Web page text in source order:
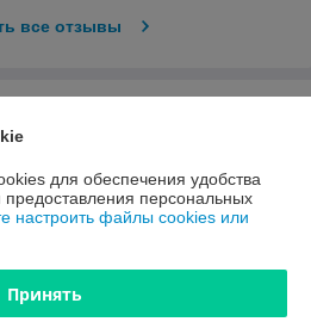
все отзывы
для обеспечения удобства
предоставления персональных
настроить файлы cookies или
Принять